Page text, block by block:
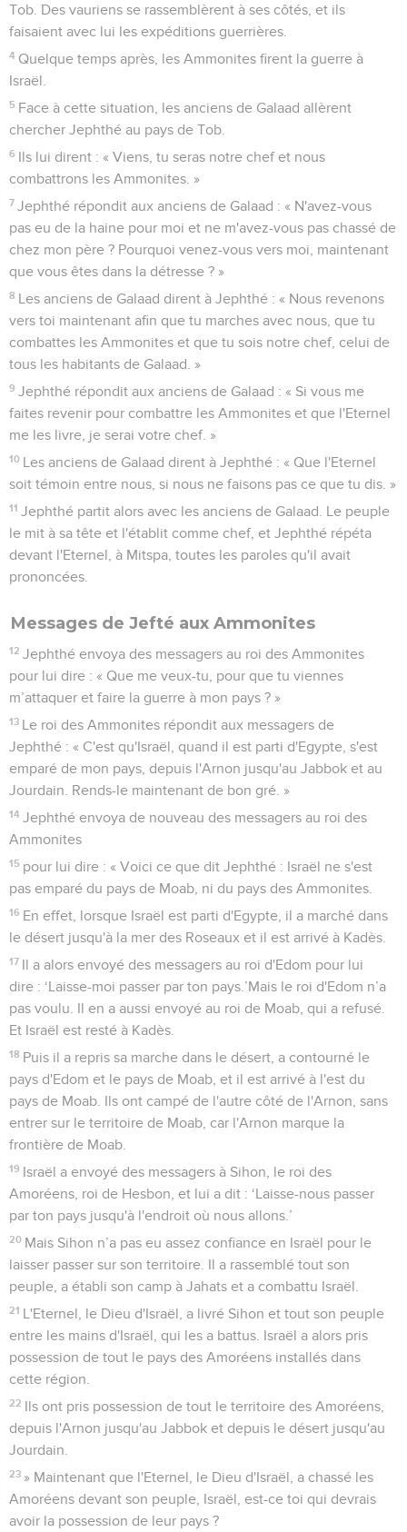
Tob. Des vauriens se rassemblèrent à ses côtés, et ils
faisaient avec lui les expéditions guerrières.
4 Quelque temps après, les Ammonites firent la guerre à
Israël.
5 Face à cette situation, les anciens de Galaad allèrent
chercher Jephthé au pays de Tob.
6 Ils lui dirent : « Viens, tu seras notre chef et nous
combattrons les Ammonites. »
7 Jephthé répondit aux anciens de Galaad : « N'avez-vous
pas eu de la haine pour moi et ne m'avez-vous pas chassé de
chez mon père ? Pourquoi venez-vous vers moi, maintenant
que vous êtes dans la détresse ? »
8 Les anciens de Galaad dirent à Jephthé : « Nous revenons
vers toi maintenant afin que tu marches avec nous, que tu
combattes les Ammonites et que tu sois notre chef, celui de
tous les habitants de Galaad. »
9 Jephthé répondit aux anciens de Galaad : « Si vous me
faites revenir pour combattre les Ammonites et que l'Eternel
me les livre, je serai votre chef. »
10 Les anciens de Galaad dirent à Jephthé : « Que l'Eternel
soit témoin entre nous, si nous ne faisons pas ce que tu dis. »
11 Jephthé partit alors avec les anciens de Galaad. Le peuple
le mit à sa tête et l'établit comme chef, et Jephthé répéta
devant l'Eternel, à Mitspa, toutes les paroles qu'il avait
prononcées.
Messages de Jefté aux Ammonites
12 Jephthé envoya des messagers au roi des Ammonites
pour lui dire : « Que me veux-tu, pour que tu viennes
m’attaquer et faire la guerre à mon pays ? »
13 Le roi des Ammonites répondit aux messagers de
Jephthé : « C'est qu'Israël, quand il est parti d'Egypte, s'est
emparé de mon pays, depuis l'Arnon jusqu'au Jabbok et au
Jourdain. Rends-le maintenant de bon gré. »
14 Jephthé envoya de nouveau des messagers au roi des
Ammonites
15 pour lui dire : « Voici ce que dit Jephthé : Israël ne s'est
pas emparé du pays de Moab, ni du pays des Ammonites.
16 En effet, lorsque Israël est parti d'Egypte, il a marché dans
le désert jusqu'à la mer des Roseaux et il est arrivé à Kadès.
17 Il a alors envoyé des messagers au roi d'Edom pour lui
dire : ‘Laisse-moi passer par ton pays.’Mais le roi d'Edom n’a
pas voulu. Il en a aussi envoyé au roi de Moab, qui a refusé.
Et Israël est resté à Kadès.
18 Puis il a repris sa marche dans le désert, a contourné le
pays d'Edom et le pays de Moab, et il est arrivé à l'est du
pays de Moab. Ils ont campé de l'autre côté de l'Arnon, sans
entrer sur le territoire de Moab, car l'Arnon marque la
frontière de Moab.
19 Israël a envoyé des messagers à Sihon, le roi des
Amoréens, roi de Hesbon, et lui a dit : ‘Laisse-nous passer
par ton pays jusqu'à l'endroit où nous allons.’
20 Mais Sihon n’a pas eu assez confiance en Israël pour le
laisser passer sur son territoire. Il a rassemblé tout son
peuple, a établi son camp à Jahats et a combattu Israël.
21 L'Eternel, le Dieu d'Israël, a livré Sihon et tout son peuple
entre les mains d'Israël, qui les a battus. Israël a alors pris
possession de tout le pays des Amoréens installés dans
cette région.
22 Ils ont pris possession de tout le territoire des Amoréens,
depuis l'Arnon jusqu'au Jabbok et depuis le désert jusqu'au
Jourdain.
23 » Maintenant que l'Eternel, le Dieu d'Israël, a chassé les
Amoréens devant son peuple, Israël, est-ce toi qui devrais
avoir la possession de leur pays ?